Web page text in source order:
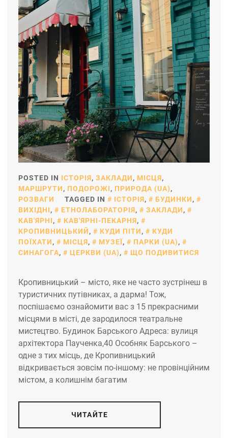
POSTED IN ІСТОРІЯ, ЗАКЛАДИ, МІСЦЯ,
МАРШРУТИ, ПОДОРОЖІ, ПРИРОДА (UA),
РОЗВАГИ
TAGGED IN ІСТОРІЯ, БУДИНКИ,
ВИХІДНІ, ЕТНОЛАБОРАТОРІЯ, ЗАКЛАДИ,
КАВ'ЯРНІ, КАВ'ЯРНІ-ПЕКАРНЯ,
КРОПИВНИЦЬКИЙ, КУДИ ПІТИ,
КУДИ
ПОЇХАТИ, МІСЦЯ, МУЗЕЇ, ПАРКИ (UA),
СИНАГОГА, ЦЕРКВИ (UA), ЩО ПОДИВИТИСЯ
Кропивницький – місто, яке не часто зустрінеш в
туристичних путівниках, а дарма! Тож,
поспішаємо ознайомити вас з 15 прекрасними
місцями в місті, де зародилося театральне
мистецтво. Будинок Барського Адреса: вулиця
архітектора Паученка,40 Особняк Барського –
одне з тих місць, де Кропивницький
відкривається зовсім по-іншому: не провінційним
містом, а колишнім багатим
ЧИТАЙТЕ